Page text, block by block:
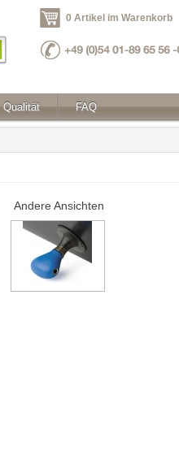
0 Artikel im Warenkorb
Qualität FAQ
Andere Ansichten